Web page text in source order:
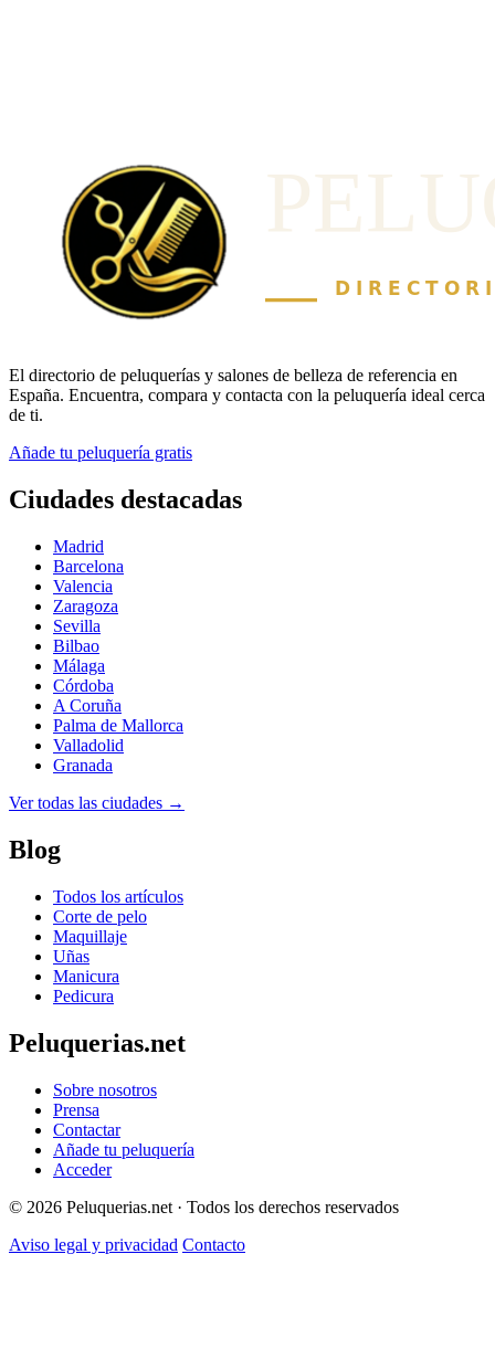
El directorio de peluquerías y salones de belleza de referencia en
España. Encuentra, compara y contacta con la peluquería ideal cerca
de ti.
Añade tu peluquería gratis
Ciudades destacadas
Madrid
Barcelona
Valencia
Zaragoza
Sevilla
Bilbao
Málaga
Córdoba
A Coruña
Palma de Mallorca
Valladolid
Granada
Ver todas las ciudades →
Blog
Todos los artículos
Corte de pelo
Maquillaje
Uñas
Manicura
Pedicura
Peluquerias.net
Sobre nosotros
Prensa
Contactar
Añade tu peluquería
Acceder
© 2026 Peluquerias.net · Todos los derechos reservados
Aviso legal y privacidad Contacto